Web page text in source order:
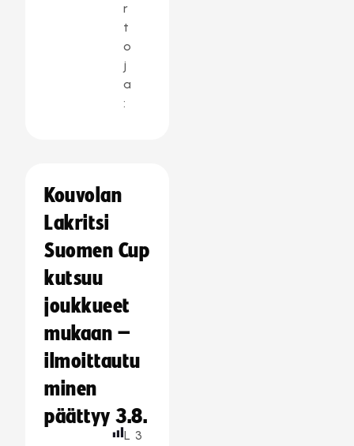
r
t
o
j
a
:
Kouvolan
Lakritsi
Suomen Cup
kutsuu
joukkueet
mukaan –
ilmoittautu
minen
päättyy 3.8.
L 3